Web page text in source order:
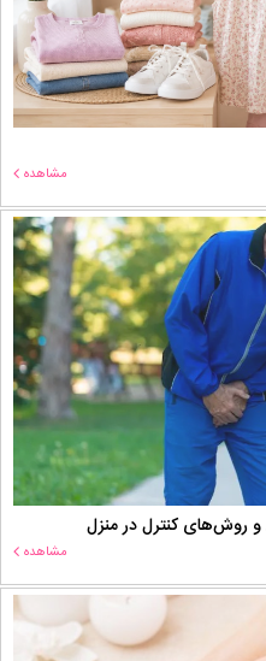
مشاهده
و روش‌های کنترل در منزل
مشاهده